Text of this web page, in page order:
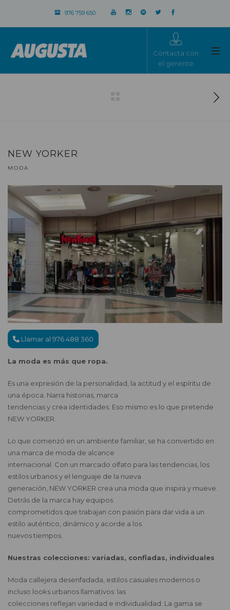
976 759 650
Contacta con
el gerente
NEW YORKER
MODA
Llamar al 976 488 360
La moda es más que ropa.
Es una expresión de la personalidad, la actitud y el espíritu de
una época. Narra historias, marca
tendencias y crea identidades. Eso mismo es lo que pretende
NEW YORKER.
Lo que comenzó en un ambiente familiar, se ha convertido en
una marca de moda de alcance
internacional. Con un marcado olfato para las tendencias, los
estilos urbanos y el lenguaje de la nueva
generación, NEW YORKER crea una moda que inspira y mueve.
Detrás de la marca hay equipos
comprometidos que trabajan con pasión para dar vida a un
estilo auténtico, dinámico y acorde a los
nuevos tiempos.
Nuestras colecciones: variadas, confiadas, individuales
Moda callejera desenfadada, estilos casuales modernos o
incluso looks urbanos llamativos: las
colecciones reflejan variedad e individualidad. La gama se